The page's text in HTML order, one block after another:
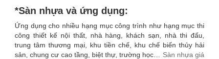
*Sàn nhựa và ứng dụng:
Ứng dụng cho nhiều hạng mục công trình như hạng mục thi
công thiết kế nội thất, nhà hàng, khách sạn, nhà thi đấu,
trung tâm thương mại, khu tiền chế, khu chế biến thủy hải
sản, chung cư cao tầng, biệt thự, trường học… Sàn nhựa giá